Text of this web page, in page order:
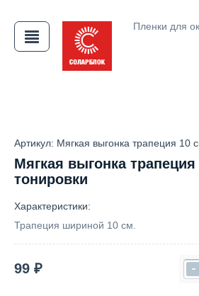
Пленки для
Артикул: Мягкая выгонка трапеция 10
Мягкая выгонка
тонировки
Характеристики:
Трапеция шириной 10 см.
99 ₽ -